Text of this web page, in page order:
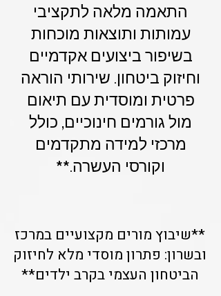
התאמה מלאה לתקציבי
עמותות ותוצאות מוכחות
בשיפור ביצועים אקדמיים
וחיזוק ביטחון. שירותי הוראה
פרטית ומוסדית עם תיאום
מול גורמים חינוכיים, כולל
מרכזי למידה מתקדמים
וקורסי העשרה.**
**שיבוץ מורים מקצועיים במרכז
ובשרון: פתרון מוסדי מלא לחיזוק
הביטחון העצמי בקרב ילדים**